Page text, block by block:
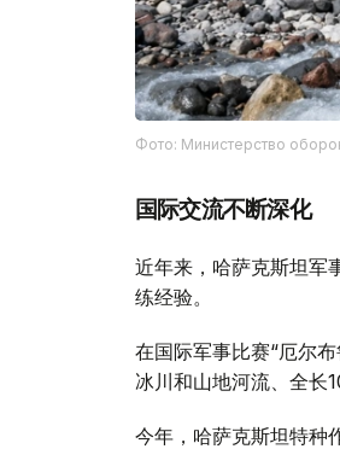
Фото: Министерство
国际交流不断深化
近年来，哈萨克斯坦军
练经验。
在国际军事比赛“厄尔
冰川和山地河流、全长
今年，哈萨克斯坦特